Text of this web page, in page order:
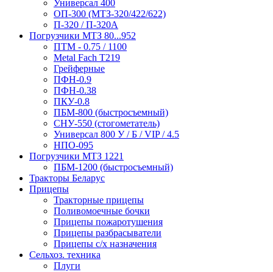
Универсал 400
ОП-300 (МТЗ-320/422/622)
П-320 / П-320А
Погрузчики МТЗ 80...952
ПТМ - 0.75 / 1100
Metal Fach T219
Грейферные
ПФН-0.9
ПФН-0.38
ПКУ-0.8
ПБМ-800 (быстросъемный)
СНУ-550 (стогометатель)
Универсал 800 У / Б / VIP / 4.5
НПО-095
Погрузчики МТЗ 1221
ПБМ-1200 (быстросъемный)
Тракторы Беларус
Прицепы
Тракторные прицепы
Поливомоечные бочки
Прицепы пожаротушения
Прицепы разбрасыватели
Прицепы с/х назначения
Сельхоз. техника
Плуги